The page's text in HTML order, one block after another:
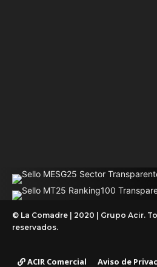
© La Comadre | 2020 | Grupo Acir.
reservados.
ACIR Comercial Aviso de